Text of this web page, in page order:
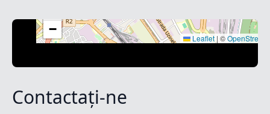
−
Leaflet | ©
Contactați-ne